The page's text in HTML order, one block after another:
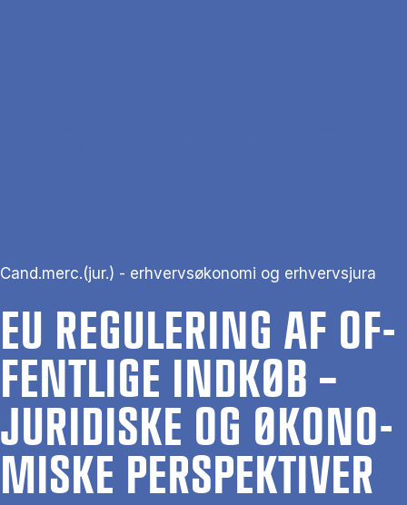
Cand.merc.(jur.) - erhvervsøkonomi og erhvervsjura
EU RE­GU­LE­RING AF OF­
FENT­LI­GE IND­KØB –
JURI­DI­SKE OG ØKO­NO­
MI­SKE PER­SPEK­TI­VER